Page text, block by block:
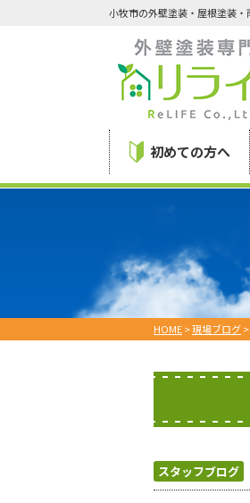
小牧市の外壁塗装・屋根塗装
初めての方へ
HOME>現場ブログ>
スタッフブログ